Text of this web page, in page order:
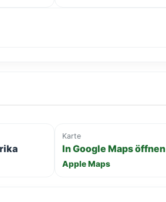
Karte
In Google Maps öffnen
Apple Maps